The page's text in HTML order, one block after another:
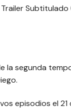
la segunda
episodios el